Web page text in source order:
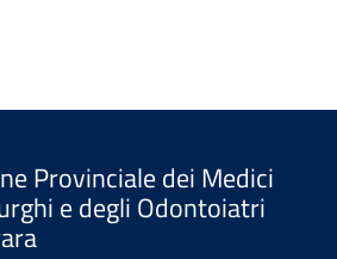
Provinciale dei Medici
e degli Odontoiatri